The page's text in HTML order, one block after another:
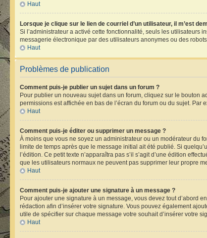
Haut
Lorsque je clique sur le lien de courriel d’un utilisateur, il m’est
Si l’administrateur a activé cette fonctionnalité, seuls les utilisateurs
messagerie électronique par des utilisateurs anonymes ou des
Haut
Problèmes de publication
Comment puis-je publier un sujet dans un forum ?
Pour publier un nouveau sujet dans un forum, cliquez sur le bouton
permissions est affichée en bas de l’écran du forum ou du sujet.
Haut
Comment puis-je éditer ou supprimer un message ?
À moins que vous ne soyez un administrateur ou un modérateur du
limite de temps après que le message initial ait été publié. Si
l’édition. Ce petit texte n’apparaîtra pas s’il s’agit d’une édition
que les utilisateurs normaux ne peuvent pas supprimer leur propre
Haut
Comment puis-je ajouter une signature à un message ?
Pour ajouter une signature à un message, vous devez tout d’abord
rédaction afin d’insérer votre signature. Vous pouvez également
utile de spécifier sur chaque message votre souhait d’insérer votre
Haut